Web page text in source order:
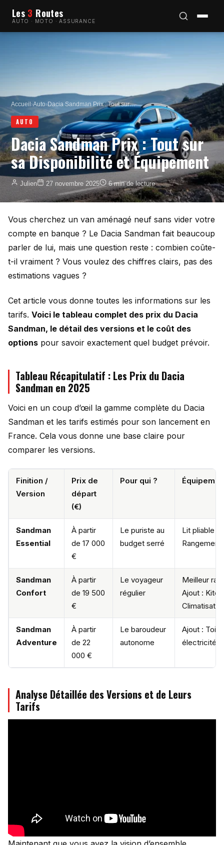
Les 3 Routes
AUTO · MOTO · ASSURANCE
Accueil ›Auto›Dacia Sandman Prix : Tout sur…
AUTO
Dacia Sandman Prix : Tout sur
sa Disponibilité et Équipement
Julien 27 novembre 2025 6 min de lecture
Vous cherchez un van aménagé neuf sans vider votre
compte en banque ? Le Dacia Sandman fait beaucoup
parler de lui, mais une question reste : combien coûte-
t-il vraiment ? Vous voulez des chiffres clairs, pas des
estimations vagues ?
Cet article vous donne toutes les informations sur les
tarifs. Voici le tableau complet des prix du Dacia
Sandman, le détail des versions et le coût des
options pour savoir exactement quel budget prévoir.
Tableau Récapitulatif : Les Prix du Dacia
Sandman en 2025
Voici en un coup d’œil la gamme complète du Dacia
Sandman et les tarifs estimés pour son lancement en
France. Cela vous donne une base claire pour
comparer les versions.
Finition /
Version
Prix de
départ
(€)
Pour qui ?
Sandman
Essential
À partir
de 17 000
€
Le puriste au
budget serré
Lit pliable 2
Sandman
Confort
À partir
de 19 500
€
Le voyageur
régulier
Meilleur
Ajout :
Sandman
Adventure
À partir
de 22
000 €
Le baroudeur
autonome
Ajout : Toit
électricité
Analyse Détaillée des Versions et de Leurs
Tarifs